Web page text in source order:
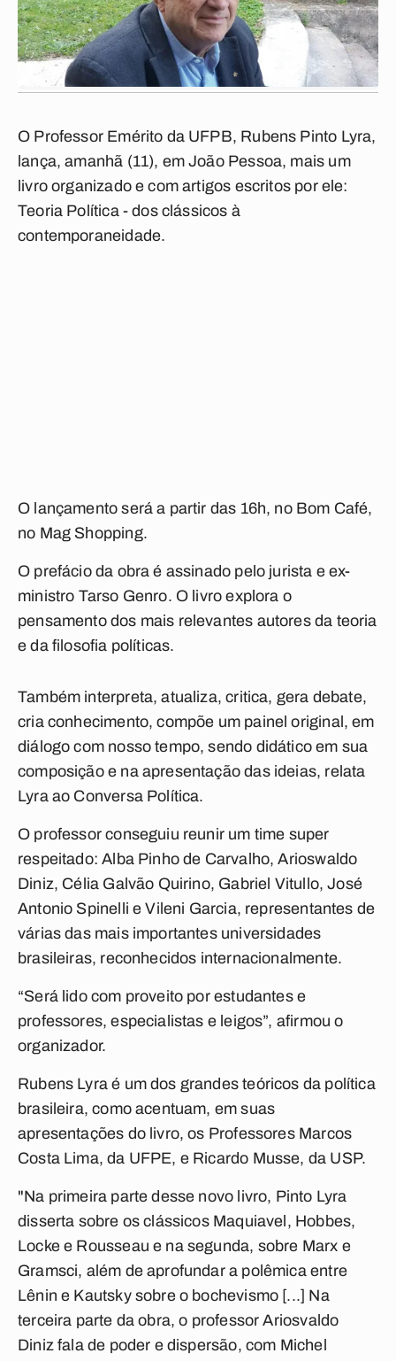
O Professor Emérito da UFPB, Rubens Pinto Lyra,
lança, amanhã (11), em João Pessoa, mais um
livro organizado e com artigos escritos por ele:
Teoria Política - dos clássicos à
contemporaneidade.
O lançamento será a partir das 16h, no Bom Café,
no Mag Shopping.
O prefácio da obra é assinado pelo jurista e ex-
ministro Tarso Genro. O livro explora o
pensamento dos mais relevantes autores da teoria
e da filosofia políticas.
Também interpreta, atualiza, critica, gera debate,
cria conhecimento, compõe um painel original, em
diálogo com nosso tempo, sendo didático em sua
composição e na apresentação das ideias, relata
Lyra ao Conversa Política.
O professor conseguiu reunir um time super
respeitado: Alba Pinho de Carvalho, Arioswaldo
Diniz, Célia Galvão Quirino, Gabriel Vitullo, José
Antonio Spinelli e Vileni Garcia, representantes de
várias das mais importantes universidades
brasileiras, reconhecidos internacionalmente.
“Será lido com proveito por estudantes e
professores, especialistas e leigos”, afirmou o
organizador.
Rubens Lyra é um dos grandes teóricos da política
brasileira, como acentuam, em suas
apresentações do livro, os Professores Marcos
Costa Lima, da UFPE, e Ricardo Musse, da USP.
"Na primeira parte desse novo livro, Pinto Lyra
disserta sobre os clássicos Maquiavel, Hobbes,
Locke e Rousseau e na segunda, sobre Marx e
Gramsci, além de aprofundar a polêmica entre
Lênin e Kautsky sobre o bochevismo [...] Na
terceira parte da obra, o professor Ariosvaldo
Diniz fala de poder e dispersão, com Michel